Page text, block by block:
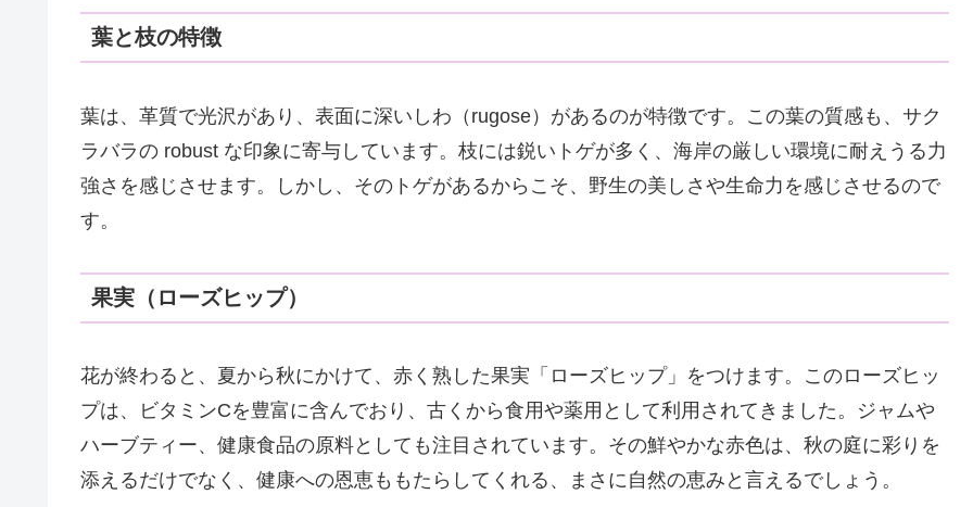
葉と枝の特徴
葉は、革質で光沢があり、表面に深いしわ（rugose）があるのが特徴です。この葉の質感も、サク
ラバラの robust な印象に寄与しています。枝には鋭いトゲが多く、海岸の厳しい環境に耐えうる力
強さを感じさせます。しかし、そのトゲがあるからこそ、野生の美しさや生命力を感じさせるので
す。
果実（ローズヒップ）
花が終わると、夏から秋にかけて、赤く熟した果実「ローズヒップ」をつけます。このローズヒッ
プは、ビタミンCを豊富に含んでおり、古くから食用や薬用として利用されてきました。ジャムや
ハーブティー、健康食品の原料としても注目されています。その鮮やかな赤色は、秋の庭に彩りを
添えるだけでなく、健康への恩恵ももたらしてくれる、まさに自然の恵みと言えるでしょう。